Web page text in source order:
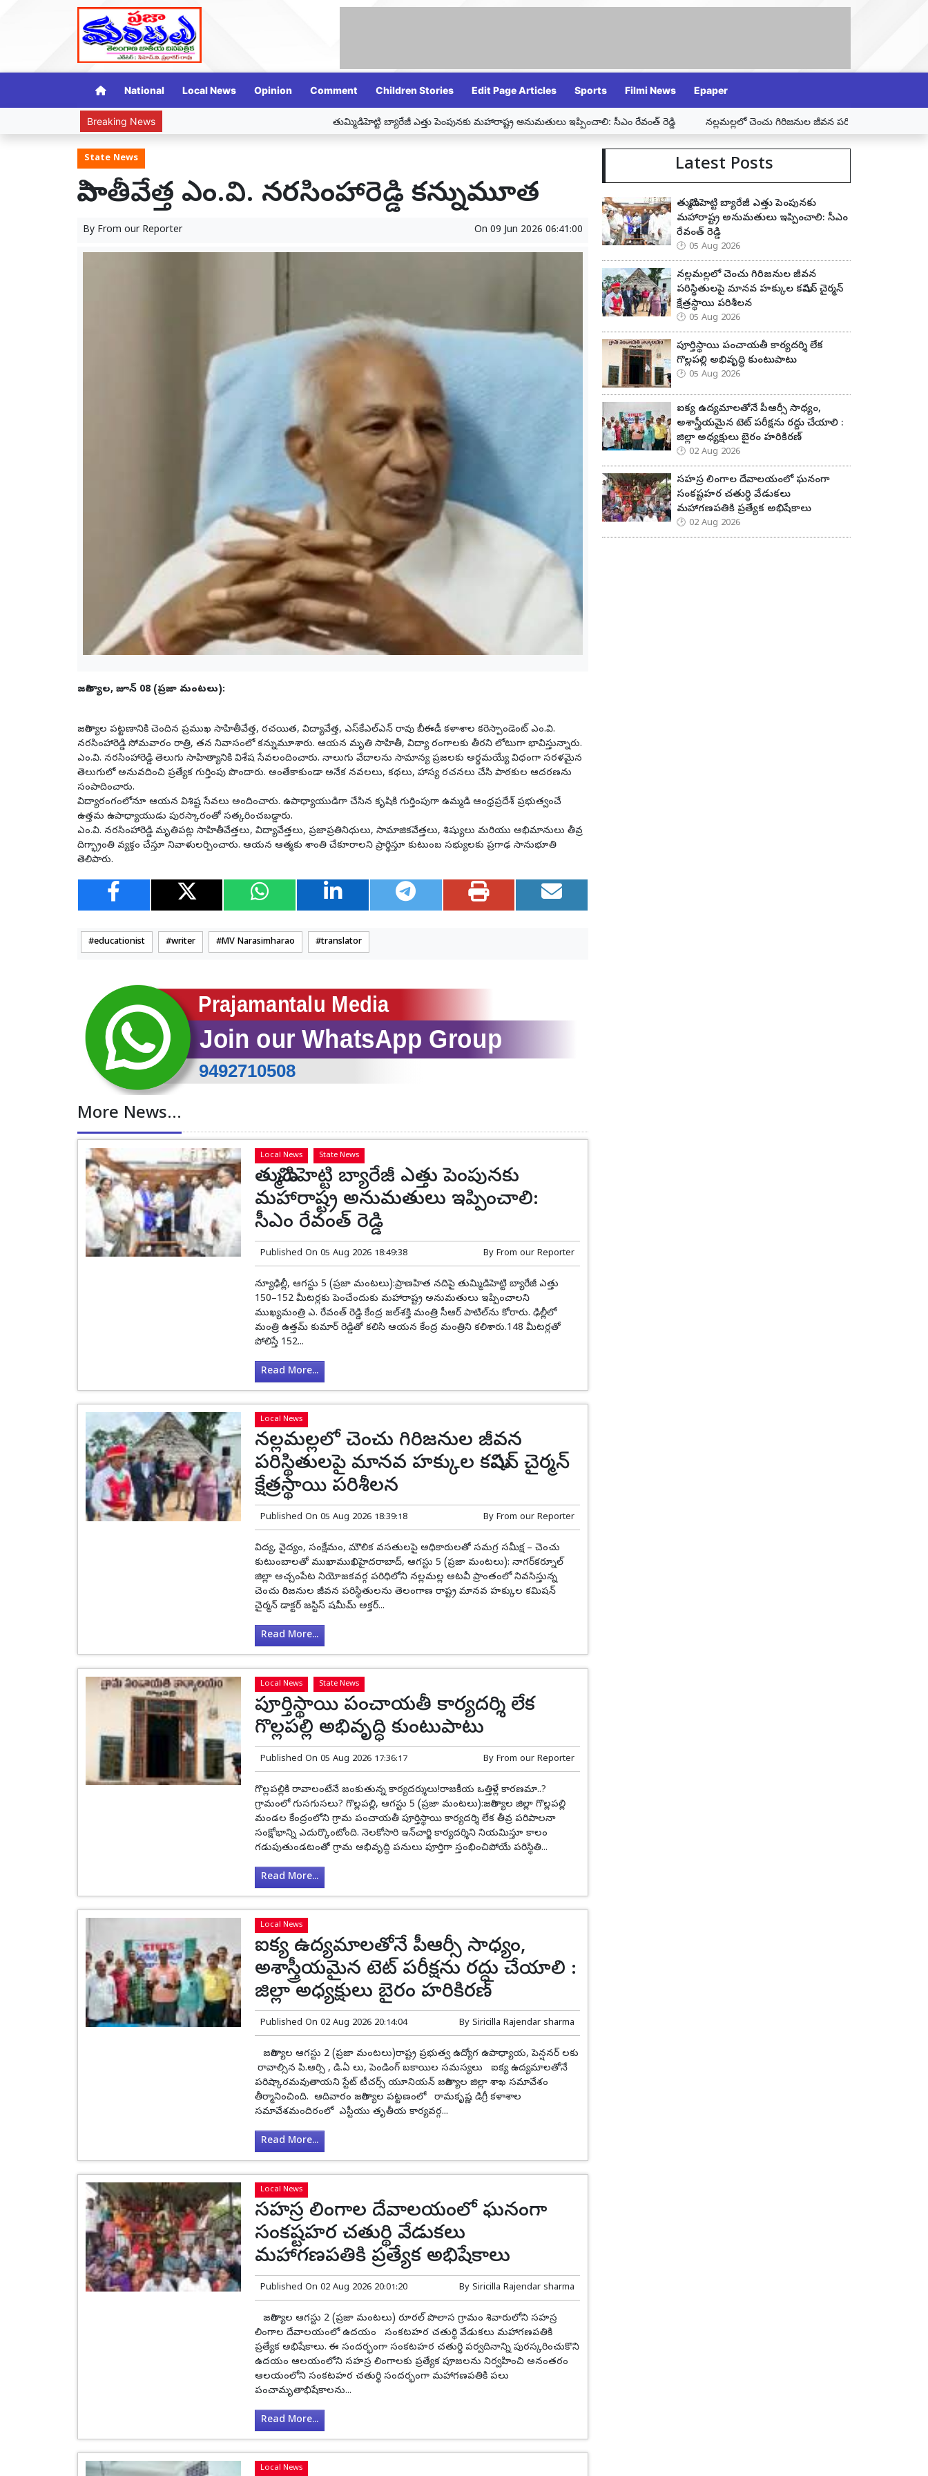
National Local News Opinion Comment Children Stories Edit Page Articles Sports Filmi News Epaper
Breaking News తుమ్మిడిహెట్టి బ్యారేజీ ఎత్తు పెంపునకు మహారాష్ట్ర అనుమతులు ఇప్పించాలి: సీఎం రేవంత్ రెడ్డి నల్లమల్లలో చెంచు గిరిజనుల జీవన పరిస్థితులపై మానవ హక్కుల కమిషన్ చైర్మన్ క్షేత్రస్థాయి
State News
సాహితీవేత్త ఎం.వి. నరసింహారెడ్డి కన్నుమూత
By From our Reporter On 09 Jun 2026 06:41:00
జగిత్యాల, జూన్ 08 (ప్రజా మంటలు):
జగిత్యాల పట్టణానికి చెందిన ప్రముఖ సాహితీవేత్త, రచయిత, విద్యావేత్త, ఎస్‌కేఎల్‌ఎన్ రావు బీఈడీ కళాశాల కరెస్పాండెంట్ ఎం.వి.
నరసింహారెడ్డి సోమవారం రాత్రి, తన నివాసంలో కన్నుమూశారు. ఆయన మృతి సాహితీ, విద్యా రంగాలకు తీరని లోటుగా భావిస్తున్నారు.
ఎం.వి. నరసింహారెడ్డి తెలుగు సాహిత్యానికి విశేష సేవలందించారు. నాలుగు వేదాలను సామాన్య ప్రజలకు అర్థమయ్యే విధంగా సరళమైన
తెలుగులో అనువదించి ప్రత్యేక గుర్తింపు పొందారు. అంతేకాకుండా అనేక నవలలు, కథలు, హాస్య రచనలు చేసి పాఠకుల ఆదరణను
సంపాదించారు.
విద్యారంగంలోనూ ఆయన విశిష్ట సేవలు అందించారు. ఉపాధ్యాయుడిగా చేసిన కృషికి గుర్తింపుగా ఉమ్మడి ఆంధ్రప్రదేశ్ ప్రభుత్వంచే
ఉత్తమ ఉపాధ్యాయుడు పురస్కారంతో సత్కరించబడ్డారు.
ఎం.వి. నరసింహారెడ్డి మృతిపట్ల సాహితీవేత్తలు, విద్యావేత్తలు, ప్రజాప్రతినిధులు, సామాజికవేత్తలు, శిష్యులు మరియు అభిమానులు తీవ్ర
దిగ్భ్రాంతి వ్యక్తం చేస్తూ నివాళులర్పించారు. ఆయన ఆత్మకు శాంతి చేకూరాలని ప్రార్థిస్తూ కుటుంబ సభ్యులకు ప్రగాఢ సానుభూతి
తెలిపారు.
educationist writer MV Narasimharao translator
More News...
Local News State News
తుమ్మిడిహెట్టి బ్యారేజీ ఎత్తు పెంపునకు
మహారాష్ట్ర అనుమతులు ఇప్పించాలి:
సీఎం రేవంత్ రెడ్డి
Published On 05 Aug 2026 18:49:38 By From our Reporter
న్యూఢిల్లీ, ఆగస్టు 5 (ప్రజా మంటలు):ప్రాణహిత నదిపై తుమ్మిడిహెట్టి బ్యారేజీ ఎత్తు
150–152 మీటర్లకు పెంచేందుకు మహారాష్ట్ర అనుమతులు ఇప్పించాలని
ముఖ్యమంత్రి ఎ. రేవంత్ రెడ్డి కేంద్ర జల్‌శక్తి మంత్రి సీఆర్ పాటిల్‌ను కోరారు. ఢిల్లీలో
మంత్రి ఉత్తమ్ కుమార్ రెడ్డితో కలిసి ఆయన కేంద్ర మంత్రిని కలిశారు.148 మీటర్లతో
పోలిస్తే 152...
Read More...
Local News
నల్లమల్లలో చెంచు గిరిజనుల జీవన
పరిస్థితులపై మానవ హక్కుల కమిషన్ చైర్మన్
క్షేత్రస్థాయి పరిశీలన
Published On 05 Aug 2026 18:39:18 By From our Reporter
విద్య, వైద్యం, సంక్షేమం, మౌలిక వసతులపై అధికారులతో సమగ్ర సమీక్ష – చెంచు
కుటుంబాలతో ముఖాముఖిహైదరాబాద్, ఆగస్టు 5 (ప్రజా మంటలు): నాగర్‌కర్నూల్
జిల్లా అచ్చంపేట నియోజకవర్గ పరిధిలోని నల్లమల్ల అటవీ ప్రాంతంలో నివసిస్తున్న
చెంచు గిరిజనుల జీవన పరిస్థితులను తెలంగాణ రాష్ట్ర మానవ హక్కుల కమిషన్
చైర్మన్ డాక్టర్ జస్టిస్ షమీమ్ అక్తర్...
Read More...
Local News State News
పూర్తిస్థాయి పంచాయతీ కార్యదర్శి లేక
గొల్లపల్లి అభివృద్ధి కుంటుపాటు
Published On 05 Aug 2026 17:36:17 By From our Reporter
గొల్లపల్లికి రావాలంటేనే జంకుతున్న కార్యదర్శులు!రాజకీయ ఒత్తిళ్లే కారణమా..?
గ్రామంలో గుసగుసలు? గొల్లపల్లి, ఆగస్టు 5 (ప్రజా మంటలు):జగిత్యాల జిల్లా గొల్లపల్లి
మండల కేంద్రంలోని గ్రామ పంచాయతీ పూర్తిస్థాయి కార్యదర్శి లేక తీవ్ర పరిపాలనా
సంక్షోభాన్ని ఎదుర్కొంటోంది. నెలకోసారి ఇన్‌చార్జి కార్యదర్శిని నియమిస్తూ కాలం
గడుపుతుండటంతో గ్రామ అభివృద్ధి పనులు పూర్తిగా స్తంభించిపోయే పరిస్థితి...
Read More...
Local News
ఐక్య ఉద్యమాలతోనే పీఆర్సీ సాధ్యం,
అశాస్త్రీయమైన టెట్ పరీక్షను రద్దు చేయాలి :
జిల్లా అధ్యక్షులు బైరం హరికిరణ్
Published On 02 Aug 2026 20:14:04 By Siricilla Rajendar sharma
జగిత్యాల ఆగస్టు 2 (ప్రజా మంటలు)రాష్ట్ర ప్రభుత్వ ఉద్యోగ ఉపాధ్యాయ, పెన్షనర్ లకు
రావాల్సిన పి.ఆర్సి , డి.ఏ లు, పెండింగ్ బకాయిల సమస్యలు ఐక్య ఉద్యమాలతోనే
పరిష్కారమవుతాయని స్టేట్ టీచర్స్ యూనియన్ జగిత్యాల జిల్లా శాఖ సమావేశం
తీర్మానించింది. ఆదివారం జగిత్యాల పట్టణంలో రామకృష్ణ డిగ్రీ కళాశాల
సమావేశమందిరంలో ఎస్టీయు తృతీయ కార్యవర్గ...
Read More...
Local News
సహస్ర లింగాల దేవాలయంలో ఘనంగా
సంకష్టహర చతుర్థి వేడుకలు
మహాగణపతికి ప్రత్యేక అభిషేకాలు
Published On 02 Aug 2026 20:01:20 By Siricilla Rajendar sharma
జగిత్యాల ఆగస్టు 2 (ప్రజా మంటలు) రూరల్ పొలాస గ్రామం శివారులోని సహస్ర
లింగాల దేవాలయంలో ఉదయం సంకటహర చతుర్థి వేడుకలు మహాగణపతికి
ప్రత్యేక అభిషేకాలు. ఈ సందర్భంగా సంకటహర చతుర్థి పర్వదినాన్ని పురస్కరించుకొని
ఉదయం ఆలయంలోని సహస్ర లింగాలకు ప్రత్యేక పూజలను నిర్వహించి అనంతరం
ఆలయంలోని సంకటహర చతుర్థి సందర్భంగా మహాగణపతికి పలు
పంచామృతాభిషేకాలను...
Read More...
Local News
Latest Posts
తుమ్మిడిహెట్టి బ్యారేజీ ఎత్తు పెంపునకు
మహారాష్ట్ర అనుమతులు ఇప్పించాలి: సీఎం
రేవంత్ రెడ్డి
05 Aug 2026
నల్లమల్లలో చెంచు గిరిజనుల జీవన
పరిస్థితులపై మానవ హక్కుల కమిషన్ చైర్మన్
క్షేత్రస్థాయి పరిశీలన
05 Aug 2026
పూర్తిస్థాయి పంచాయతీ కార్యదర్శి లేక
గొల్లపల్లి అభివృద్ధి కుంటుపాటు
05 Aug 2026
ఐక్య ఉద్యమాలతోనే పీఆర్సీ సాధ్యం,
అశాస్త్రీయమైన టెట్ పరీక్షను రద్దు చేయాలి :
జిల్లా అధ్యక్షులు బైరం హరికిరణ్
02 Aug 2026
సహస్ర లింగాల దేవాలయంలో ఘనంగా
సంకష్టహర చతుర్థి వేడుకలు
మహాగణపతికి ప్రత్యేక అభిషేకాలు
02 Aug 2026